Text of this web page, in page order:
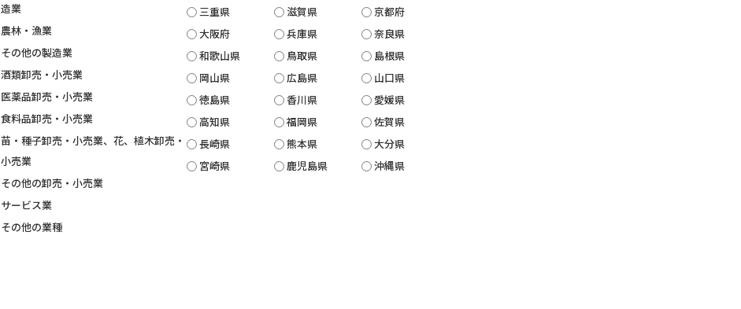
造業
農林・漁業
その他の製造業
酒類卸売・小売業
医薬品卸売・小売業
食料品卸売・小売業
苗・種子卸売・小売業、花、植木卸売・
小売業
その他の卸売・小売業
サービス業
その他の業種
三重県
滋賀県
京都府
大阪府
兵庫県
奈良県
和歌山県
鳥取県
島根県
岡山県
広島県
山口県
徳島県
香川県
愛媛県
高知県
福岡県
佐賀県
長崎県
熊本県
大分県
宮崎県
鹿児島県 沖縄県